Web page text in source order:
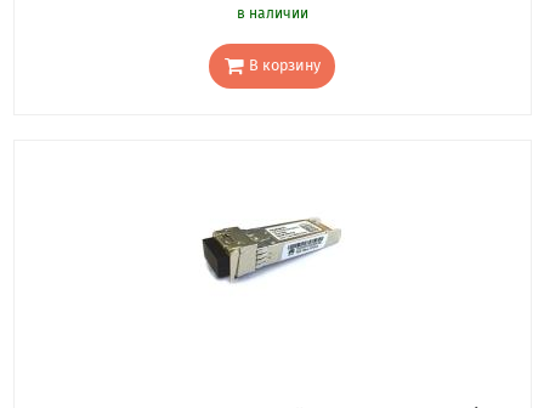
в наличии
В корзину